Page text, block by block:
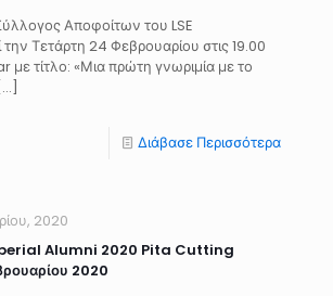
Αποφοίτων του LSE
την Τετάρτη 24 Φεβρουαρίου στις 19.00
τίτλο: «Μια πρώτη γνωριμία με το
Διάβασε Περισσότερα
2020
Alumni 2020 Pita Cutting
2020